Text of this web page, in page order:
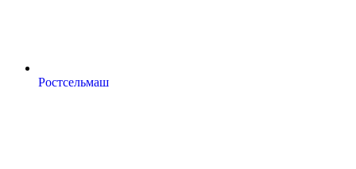
Ростсельмаш